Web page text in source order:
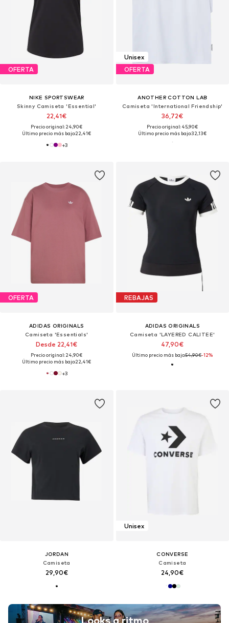
OFERTA
NIKE SPORTSWEAR
Skinny Camiseta 'Essential'
22,41€
Precio original: 24,90€
Último precio más bajo:22,41€
+3
Unisex
OFERTA
ANOTHER COTTON LAB
Camiseta 'International Friendship'
36,72€
Precio original: 45,90€
Último precio más bajo:32,13€
OFERTA
ADIDAS ORIGINALS
Camiseta 'Essentials'
Desde 22,41€
Precio original: 24,90€
Último precio más bajo:22,41€
+3
REBAJAS
ADIDAS ORIGINALS
Camiseta 'LAYERED CALITEE'
47,90€
Último precio más bajo:54,90€-12%
JORDAN
Camiseta
29,90€
Looks a ritmo
Unisex
CONVERSE
Camiseta
24,90€